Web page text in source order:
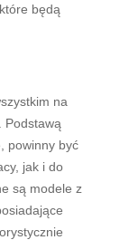
będą
na
Podstawą
powinny być
jak i do
są modele z